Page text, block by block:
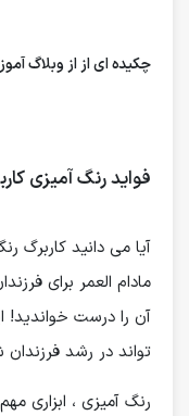
چکیده ای از از وبلاگ
فواید رنگ آمیزی
آیا می دانید کاربرگ
مادام العمر برای
آن را درست خواندید!
تواند در رشد
رنگ آمیزی ، ابزاری